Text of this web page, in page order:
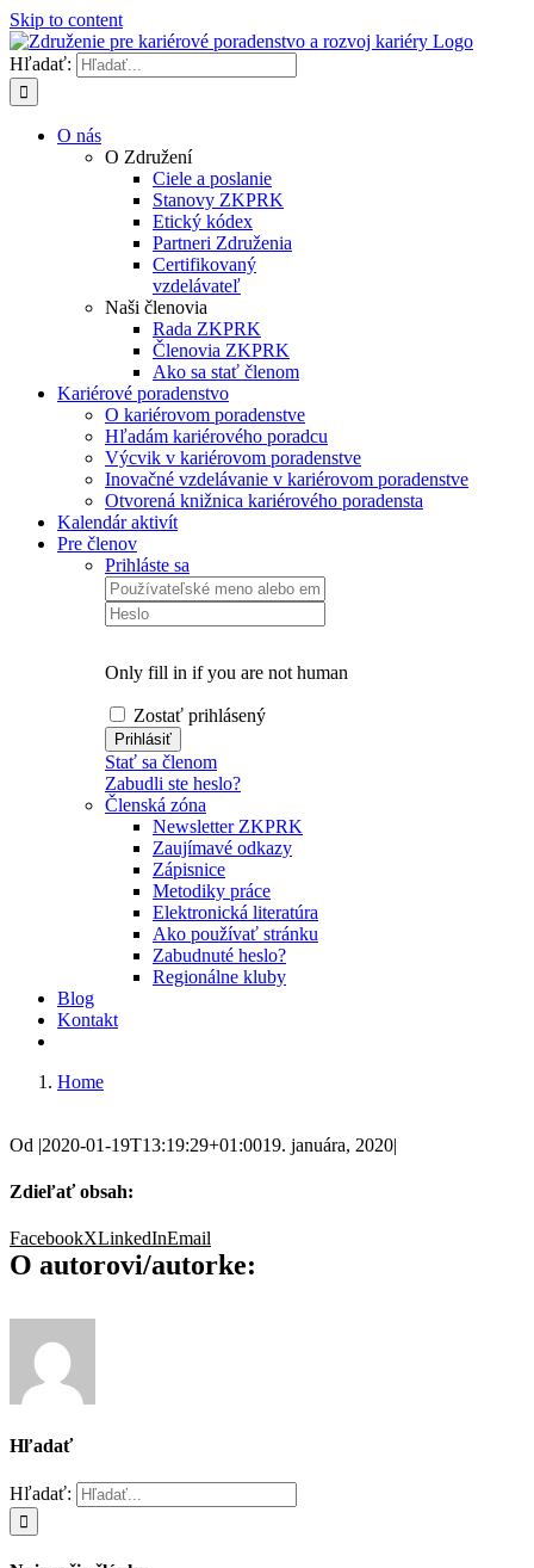
Skip to content
Hľadať:
O nás
O Združení
Ciele a poslanie
Stanovy ZKPRK
Etický kódex
Partneri Združenia
Certifikovaný
vzdelávateľ
Naši členovia
Rada ZKPRK
Členovia ZKPRK
Ako sa stať členom
Kariérové poradenstvo
O kariérovom poradenstve
Hľadám kariérového poradcu
Výcvik v kariérovom poradenstve
Inovačné vzdelávanie v kariérovom poradenstve
Otvorená knižnica kariérového poradensta
Kalendár aktivít
Pre členov
Prihláste sa
Only fill in if you are not human
Zostať prihlásený
Stať sa členom
Zabudli ste heslo?
Členská zóna
Newsletter ZKPRK
Zaujímavé odkazy
Zápisnice
Metodiky práce
Elektronická literatúra
Ako používať stránku
Zabudnuté heslo?
Regionálne kluby
Blog
Kontakt
Home
Od |2020-01-19T13:19:29+01:0019. januára, 2020|
Zdieľať obsah:
FacebookXLinkedInEmail
O autorovi/autorke:
Hľadať
Hľadať: